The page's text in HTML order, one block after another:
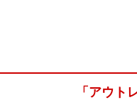
「アウト